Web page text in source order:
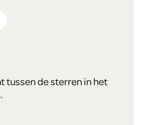
tussen de sterren in het